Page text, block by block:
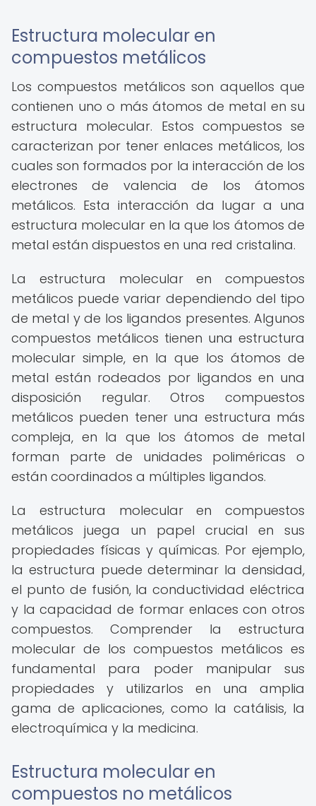
Estructura molecular en
compuestos metálicos
Los compuestos metálicos son aquellos que
contienen uno o más átomos de metal en su
estructura molecular. Estos compuestos se
caracterizan por tener enlaces metálicos, los
cuales son formados por la interacción de los
electrones de valencia de los átomos
metálicos. Esta interacción da lugar a una
estructura molecular en la que los átomos de
metal están dispuestos en una red cristalina.
La estructura molecular en compuestos
metálicos puede variar dependiendo del tipo
de metal y de los ligandos presentes. Algunos
compuestos metálicos tienen una estructura
molecular simple, en la que los átomos de
metal están rodeados por ligandos en una
disposición regular. Otros compuestos
metálicos pueden tener una estructura más
compleja, en la que los átomos de metal
forman parte de unidades poliméricas o
están coordinados a múltiples ligandos.
La estructura molecular en compuestos
metálicos juega un papel crucial en sus
propiedades físicas y químicas. Por ejemplo,
la estructura puede determinar la densidad,
el punto de fusión, la conductividad eléctrica
y la capacidad de formar enlaces con otros
compuestos. Comprender la estructura
molecular de los compuestos metálicos es
fundamental para poder manipular sus
propiedades y utilizarlos en una amplia
gama de aplicaciones, como la catálisis, la
electroquímica y la medicina.
Estructura molecular en
compuestos no metálicos